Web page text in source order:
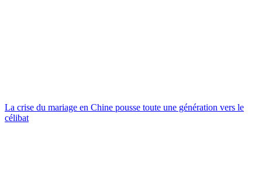
La crise du mariage en Chine pousse toute une génération vers le
célibat